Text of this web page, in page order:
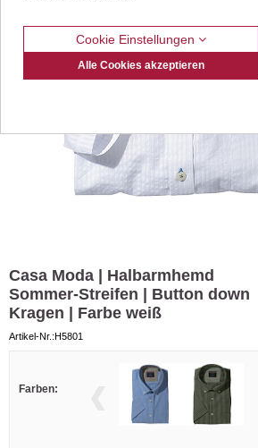
Casa Moda | Halbarmhemd
Sommer-Streifen | Button down
Kragen | Farbe weiß
Artikel-Nr.:H5801
Farben:
Cookie Einstellungen
Alle Cookies akzeptieren